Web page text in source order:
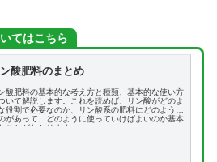
てはこちら
ン酸肥料のまとめ
酸肥料の基本的な考え方と種類、基本的な使い方
いて解説します。これを読めば、リン酸がどのよ
役割で必要なのか、リン酸系の肥料にどのような
があって、どのように使っていけばよいのか基本
ことがわかります。